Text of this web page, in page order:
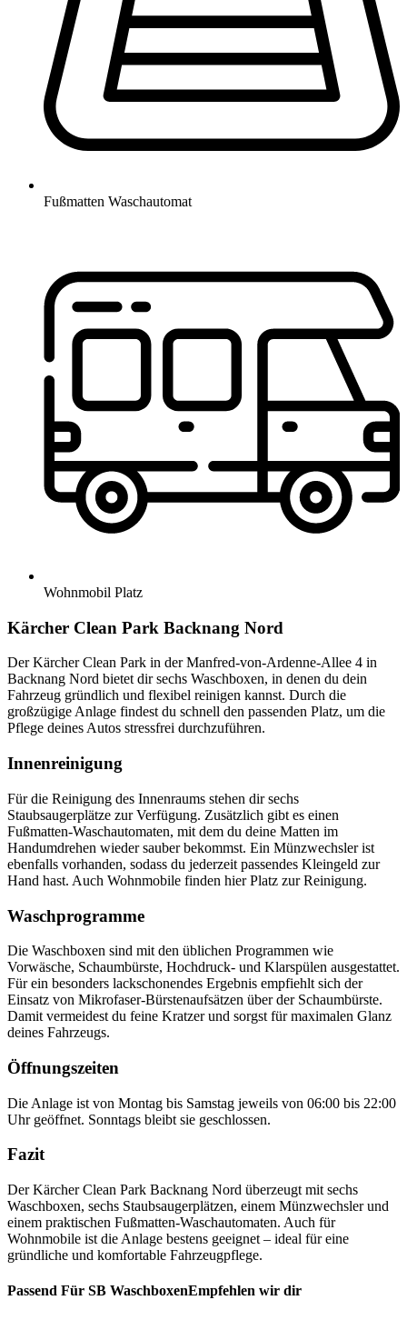
Fußmatten Waschautomat
Wohnmobil Platz
Kärcher Clean Park Backnang Nord
Der Kärcher Clean Park in der Manfred-von-Ardenne-Allee 4 in
Backnang Nord bietet dir sechs Waschboxen, in denen du dein
Fahrzeug gründlich und flexibel reinigen kannst. Durch die
großzügige Anlage findest du schnell den passenden Platz, um die
Pflege deines Autos stressfrei durchzuführen.
Innenreinigung
Für die Reinigung des Innenraums stehen dir sechs
Staubsaugerplätze zur Verfügung. Zusätzlich gibt es einen
Fußmatten-Waschautomaten, mit dem du deine Matten im
Handumdrehen wieder sauber bekommst. Ein Münzwechsler ist
ebenfalls vorhanden, sodass du jederzeit passendes Kleingeld zur
Hand hast. Auch Wohnmobile finden hier Platz zur Reinigung.
Waschprogramme
Die Waschboxen sind mit den üblichen Programmen wie
Vorwäsche, Schaumbürste, Hochdruck- und Klarspülen ausgestattet.
Für ein besonders lackschonendes Ergebnis empfiehlt sich der
Einsatz von Mikrofaser-Bürstenaufsätzen über der Schaumbürste.
Damit vermeidest du feine Kratzer und sorgst für maximalen Glanz
deines Fahrzeugs.
Öffnungszeiten
Die Anlage ist von Montag bis Samstag jeweils von 06:00 bis 22:00
Uhr geöffnet. Sonntags bleibt sie geschlossen.
Fazit
Der Kärcher Clean Park Backnang Nord überzeugt mit sechs
Waschboxen, sechs Staubsaugerplätzen, einem Münzwechsler und
einem praktischen Fußmatten-Waschautomaten. Auch für
Wohnmobile ist die Anlage bestens geeignet – ideal für eine
gründliche und komfortable Fahrzeugpflege.
Passend Für SB WaschboxenEmpfehlen wir dir